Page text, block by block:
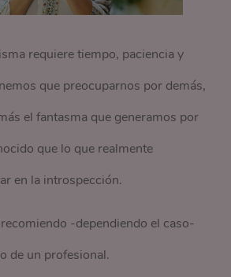
requiere tiempo, paciencia y
que preocuparnos por demás,
el fantasma que generamos por
que lo que realmente
en la introspección.
-dependiendo el caso-
de un profesional.